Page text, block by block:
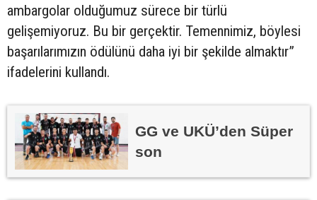
ambargolar olduğumuz sürece bir türlü
gelişemiyoruz. Bu bir gerçektir. Temennimiz, böylesi
başarılarımızın ödülünü daha iyi bir şekilde almaktır”
ifadelerini kullandı.
GG ve UKÜ’den Süper
son